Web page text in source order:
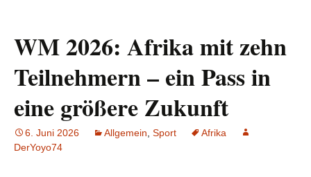
WM 2026: Afrika mit zehn
Teilnehmern – ein Pass in
eine größere Zukunft
6. Juni 2026 Allgemein Sport
Afrika
DerYoyo74